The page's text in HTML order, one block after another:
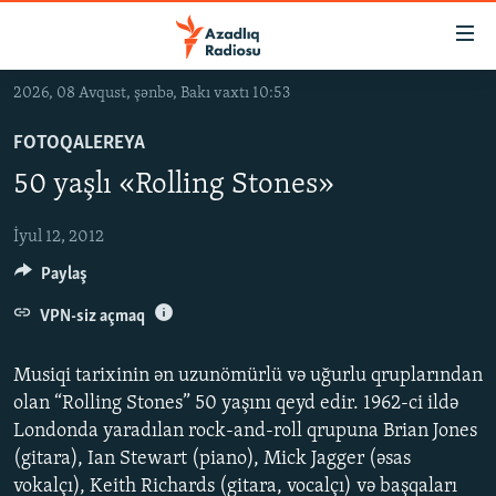
Əsas
qayıt
Əsas
naviqasiyaya
qayıt
keç
#İZAHLA
KORRUPSIOMETR
#ƏSLINDƏ
FƏRQƏ BAX
QANUNI DOĞRU
MULTIMEDIA
VIDEO
FOTOQALEREYA
RADIO ARXIV
OXU ZALI
HAQQIMIZDA
2026, 08 Avqust, şənbə, Bakı vaxtı 10:53
FOTOQALEREYA
50 yaşlı «Rolling Stones»
İyul 12, 2012
Musiqi tarixinin ən uzunömürlü və uğurlu qruplarından
olan “Rolling Stones” 50 yaşını qeyd edir. 1962-ci ildə
Londonda yaradılan rock-and-roll qrupuna Brian Jones
(gitara), Ian Stewart (piano), Mick Jagger (əsas
vokalçı), Keith Richards (gitara, vocalçı) və başqaları
Paylaş
VPN-siz açmaq